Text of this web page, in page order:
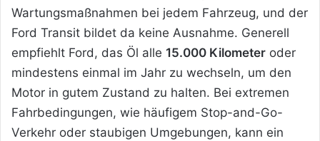
Wartungsmaßnahmen bei jedem Fahrzeug, und der
Ford Transit bildet da keine Ausnahme. Generell
empfiehlt Ford, das Öl alle 15.000 Kilometer oder
mindestens einmal im Jahr zu wechseln, um den
Motor in gutem Zustand zu halten. Bei extremen
Fahrbedingungen, wie häufigem Stop-and-Go-
Verkehr oder staubigen Umgebungen, kann ein